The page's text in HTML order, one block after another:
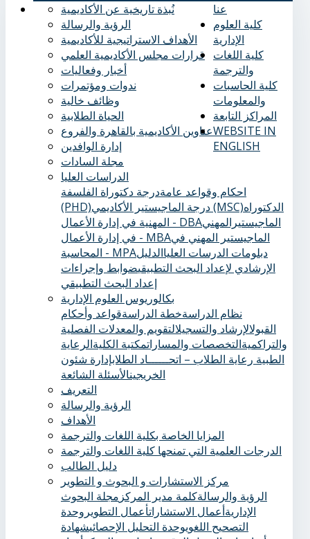
عنا
نُبذة تاريخية عن الأكاديمية
الرؤية والرسالة
الأهداف الاستراتيجية للأكاديمية
قرارات مجلس الأكاديمية العلمي
أخبار وفعاليات
ندوات ومؤتمرات
وظائف خالية
الحياة الطلابية
عناوين الأكاديمية بالقاهرة والفروع
إدارة الوافدين
كلية العلوم
الإدارية
مجلة السادات
الدراسات العليا
احكام وقواعد عامةدرجة دكتوراة الفلسفة
(PHD)
درجة الماجيستير الأكاديمي (MSC)الدكتوراه
المهنية في إدارة الأعمال - DBAالماجيستيرالمهني
في إدارة الأعمال - MBAالماجيستير المهني في
المحاسبة - MPA
دبلومات الدرسات العلياالدليل
الإرشادي لإعداد البحث التطبيقيضوابط وإجراءات
إعداد البحث التطبيقي
بكالوريوس العلوم الإدارية
نظام الدراسةخطة الدراسةقواعد وأحكام
القبولالإرشاد والتسجيلالتقويم والمعدلات الفصلية
والتراكميةالتخصصات والمساراتمكتبة الكليةالرعاية
الطبية ‏ رعاية الطلاب – اتحــــــاد الطلابإدارة شئون
الخريجينالأسئلة الشائعة
كلية اللغات
والترجمة
التعريف
الرؤية والرسالة
الأهداف
المزايا الخاصة بكلية اللغات والترجمة
الدرجات العلمية التي تمنحها كلية اللغات والترجمة
دليل الطالب
كلية الحاسبات
والمعلومات
المراكز التابعة
مركز الاستشارات و البحوث و التطوير
الرؤية والرسالةكلمة مدير المركز مجلة البحوث
الإداريةأعمال الاستشاراتأعمال التطوير وحدة
التصحيح اللغويوحدة التحليل الإحصائيشهادة
WEBSITE IN
ENGLISH